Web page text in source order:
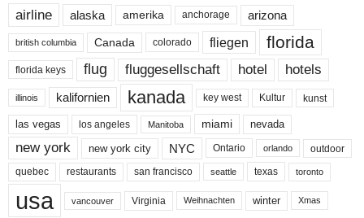
airline alaska amerika anchorage arizona
british columbia Canada colorado fliegen florida
florida keys flug fluggesellschaft hotel hotels
illinois kalifornien kanada key west Kultur kunst
las vegas los angeles Manitoba miami nevada
new york new york city NYC Ontario orlando outdoor
quebec restaurants san francisco seattle texas toronto
usa vancouver Virginia Weihnachten winter Xmas